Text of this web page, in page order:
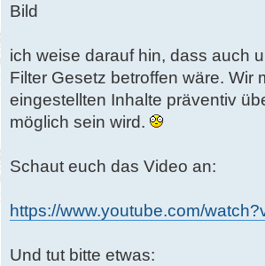
ich weise darauf hin, dass auch
Filter Gesetz betroffen wäre.
eingestellten Inhalte präventiv
möglich sein wird.
Schaut euch das Video an:
https://www.youtube.com/
Und tut bitte etwas: